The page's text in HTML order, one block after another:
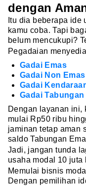
dengan
Itu dia beberapa ide
kamu coba. Tapi
belum mencukupi?
Pegadaian
Gadai Emas
Gadai Non Emas
Gadai
Gadai Tabungan
Dengan layanan ini,
mulai Rp50 ribu
jaminan tetap aman
saldo Tabungan
Jadi, jangan tunda
usaha modal 10 juta
Memulai bisnis
Dengan pemilihan